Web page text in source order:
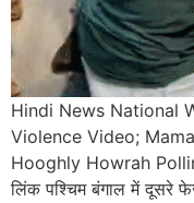
Hindi News National
Violence Video;
Hooghly Howrah
लिंक पश्चिम बंगाल में दूसरे